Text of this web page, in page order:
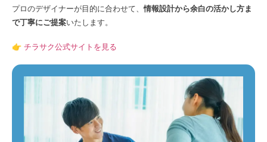
プロのデザイナーが目的に合わせて、情報設計から余白の活かし方ま
で丁寧にご提案いたします。
👉 チラサク公式サイトを見る